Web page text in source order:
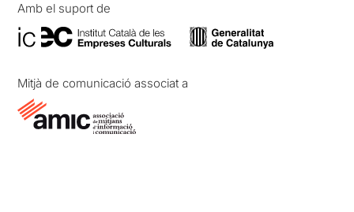
Amb el suport de
Mitjà de comunicació associat a